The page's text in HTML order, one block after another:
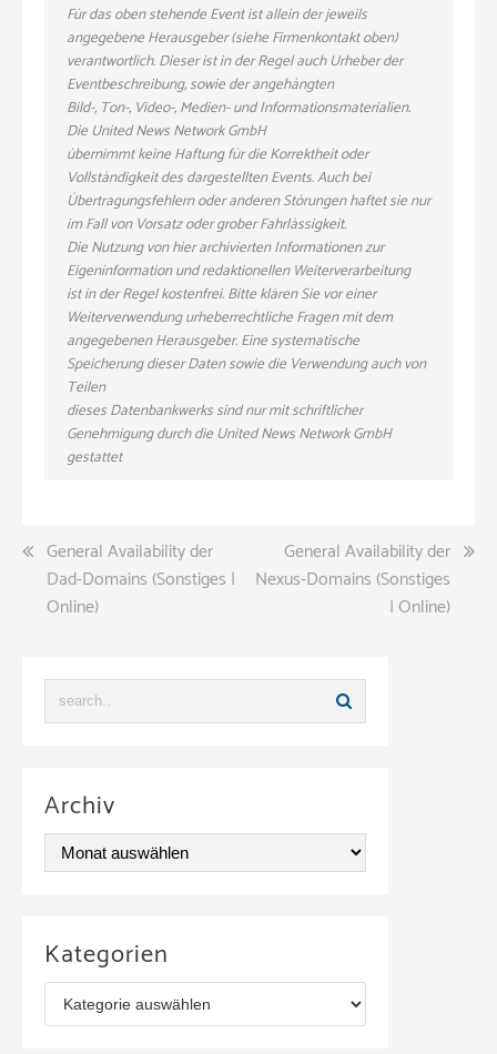
Für das oben stehende Event ist allein der jeweils
angegebene Herausgeber (siehe Firmenkontakt oben)
verantwortlich. Dieser ist in der Regel auch Urheber der
Eventbeschreibung, sowie der angehängten
Bild-, Ton-, Video-, Medien- und Informationsmaterialien.
Die United News Network GmbH
übernimmt keine Haftung für die Korrektheit oder
Vollständigkeit des dargestellten Events. Auch bei
Übertragungsfehlern oder anderen Störungen haftet sie nur
im Fall von Vorsatz oder grober Fahrlässigkeit.
Die Nutzung von hier archivierten Informationen zur
Eigeninformation und redaktionellen Weiterverarbeitung
ist in der Regel kostenfrei. Bitte klären Sie vor einer
Weiterverwendung urheberrechtliche Fragen mit dem
angegebenen Herausgeber. Eine systematische
Speicherung dieser Daten sowie die Verwendung auch von
Teilen
dieses Datenbankwerks sind nur mit schriftlicher
Genehmigung durch die United News Network GmbH
gestattet
Beitragsnavigation
General Availability der
Dad-Domains (Sonstiges |
Online)
General Availability der
Nexus-Domains (Sonstiges
| Online)
Archiv
hKategorien